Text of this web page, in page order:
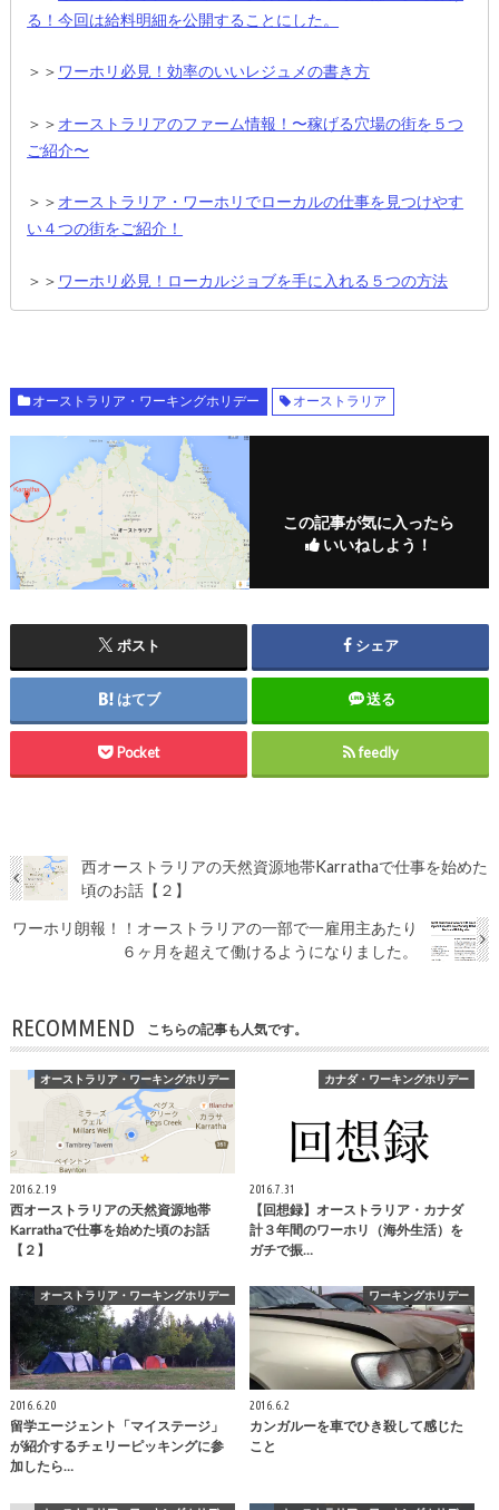
る！今回は給料明細を公開することにした。
＞＞ ワーホリ必見！効率のいいレジュメの書き方
＞＞ オーストラリアのファーム情報！〜稼げる穴場の街を５つ
ご紹介〜
＞＞ オーストラリア・ワーホリでローカルの仕事を見つけやす
い４つの街をご紹介！
＞＞ ワーホリ必見！ローカルジョブを手に入れる５つの方法
オーストラリア・ワーキングホリデー オーストラリア
この記事が気に入ったら
いいねしよう！
ポスト シェア
はてブ 送る
Pocket feedly
西オーストラリアの天然資源地帯Karrathaで仕事を始めた
頃のお話【２】
ワーホリ朗報！！オーストラリアの一部で一雇用主あたり
６ヶ月を超えて働けるようになりました。
RECOMMEND こちらの記事も人気です。
オーストラリア・ワーキングホリデー
2016.2.19
西オーストラリアの天然資源地帯
Karrathaで仕事を始めた頃のお話
【２】
カナダ・ワーキングホリデー
2016.7.31
【回想録】オーストラリア・カナダ
計３年間のワーホリ（海外生活）を
ガチで振…
オーストラリア・ワーキングホリデー
2016.6.20
留学エージェント「マイステージ」
が紹介するチェリーピッキングに参
加したら…
ワーキングホリデー
2016.6.2
カンガルーを車でひき殺して感じた
こと